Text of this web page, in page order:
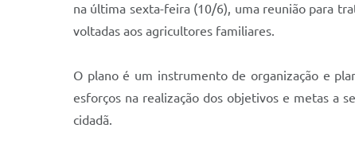
na última sexta-feira (10/6), uma reunião para
voltadas aos agricultores familiares.
O plano é um instrumento de organização e
esforços na realização dos objetivos e metas a
cidadã.